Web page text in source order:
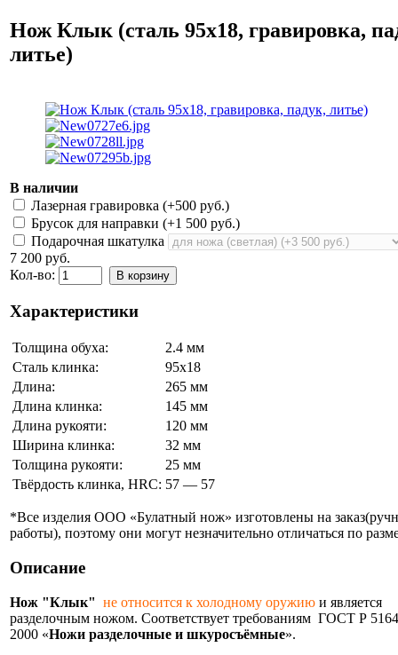
Нож Клык (сталь 95х18, гравировка,
литье)
В наличии
Лазерная гравировка (+500 руб.)
Брусок для направки (+1 500 руб.)
Подарочная шкатулка
7 200 руб.
Кол-во:
В корзину
Характеристики
Толщина обуха:
2.4 мм
Сталь клинка:
95х18
Длина:
265 мм
Длина клинка:
145 мм
Длина рукояти:
120 мм
Ширина клинка:
32 мм
Толщина рукояти:
25 мм
Твёрдость клинка, HRC: 57 — 57
*Все изделия ООО «Булатный нож» изготовлены на
работы), поэтому они могут незначительно отличаться по
Описание
Нож "Клык" не относится к холодному оружию и является
разделочным ножом. Соответствует требованиям ГОСТ Р
2000 «Ножи разделочные и шкуросъёмные».